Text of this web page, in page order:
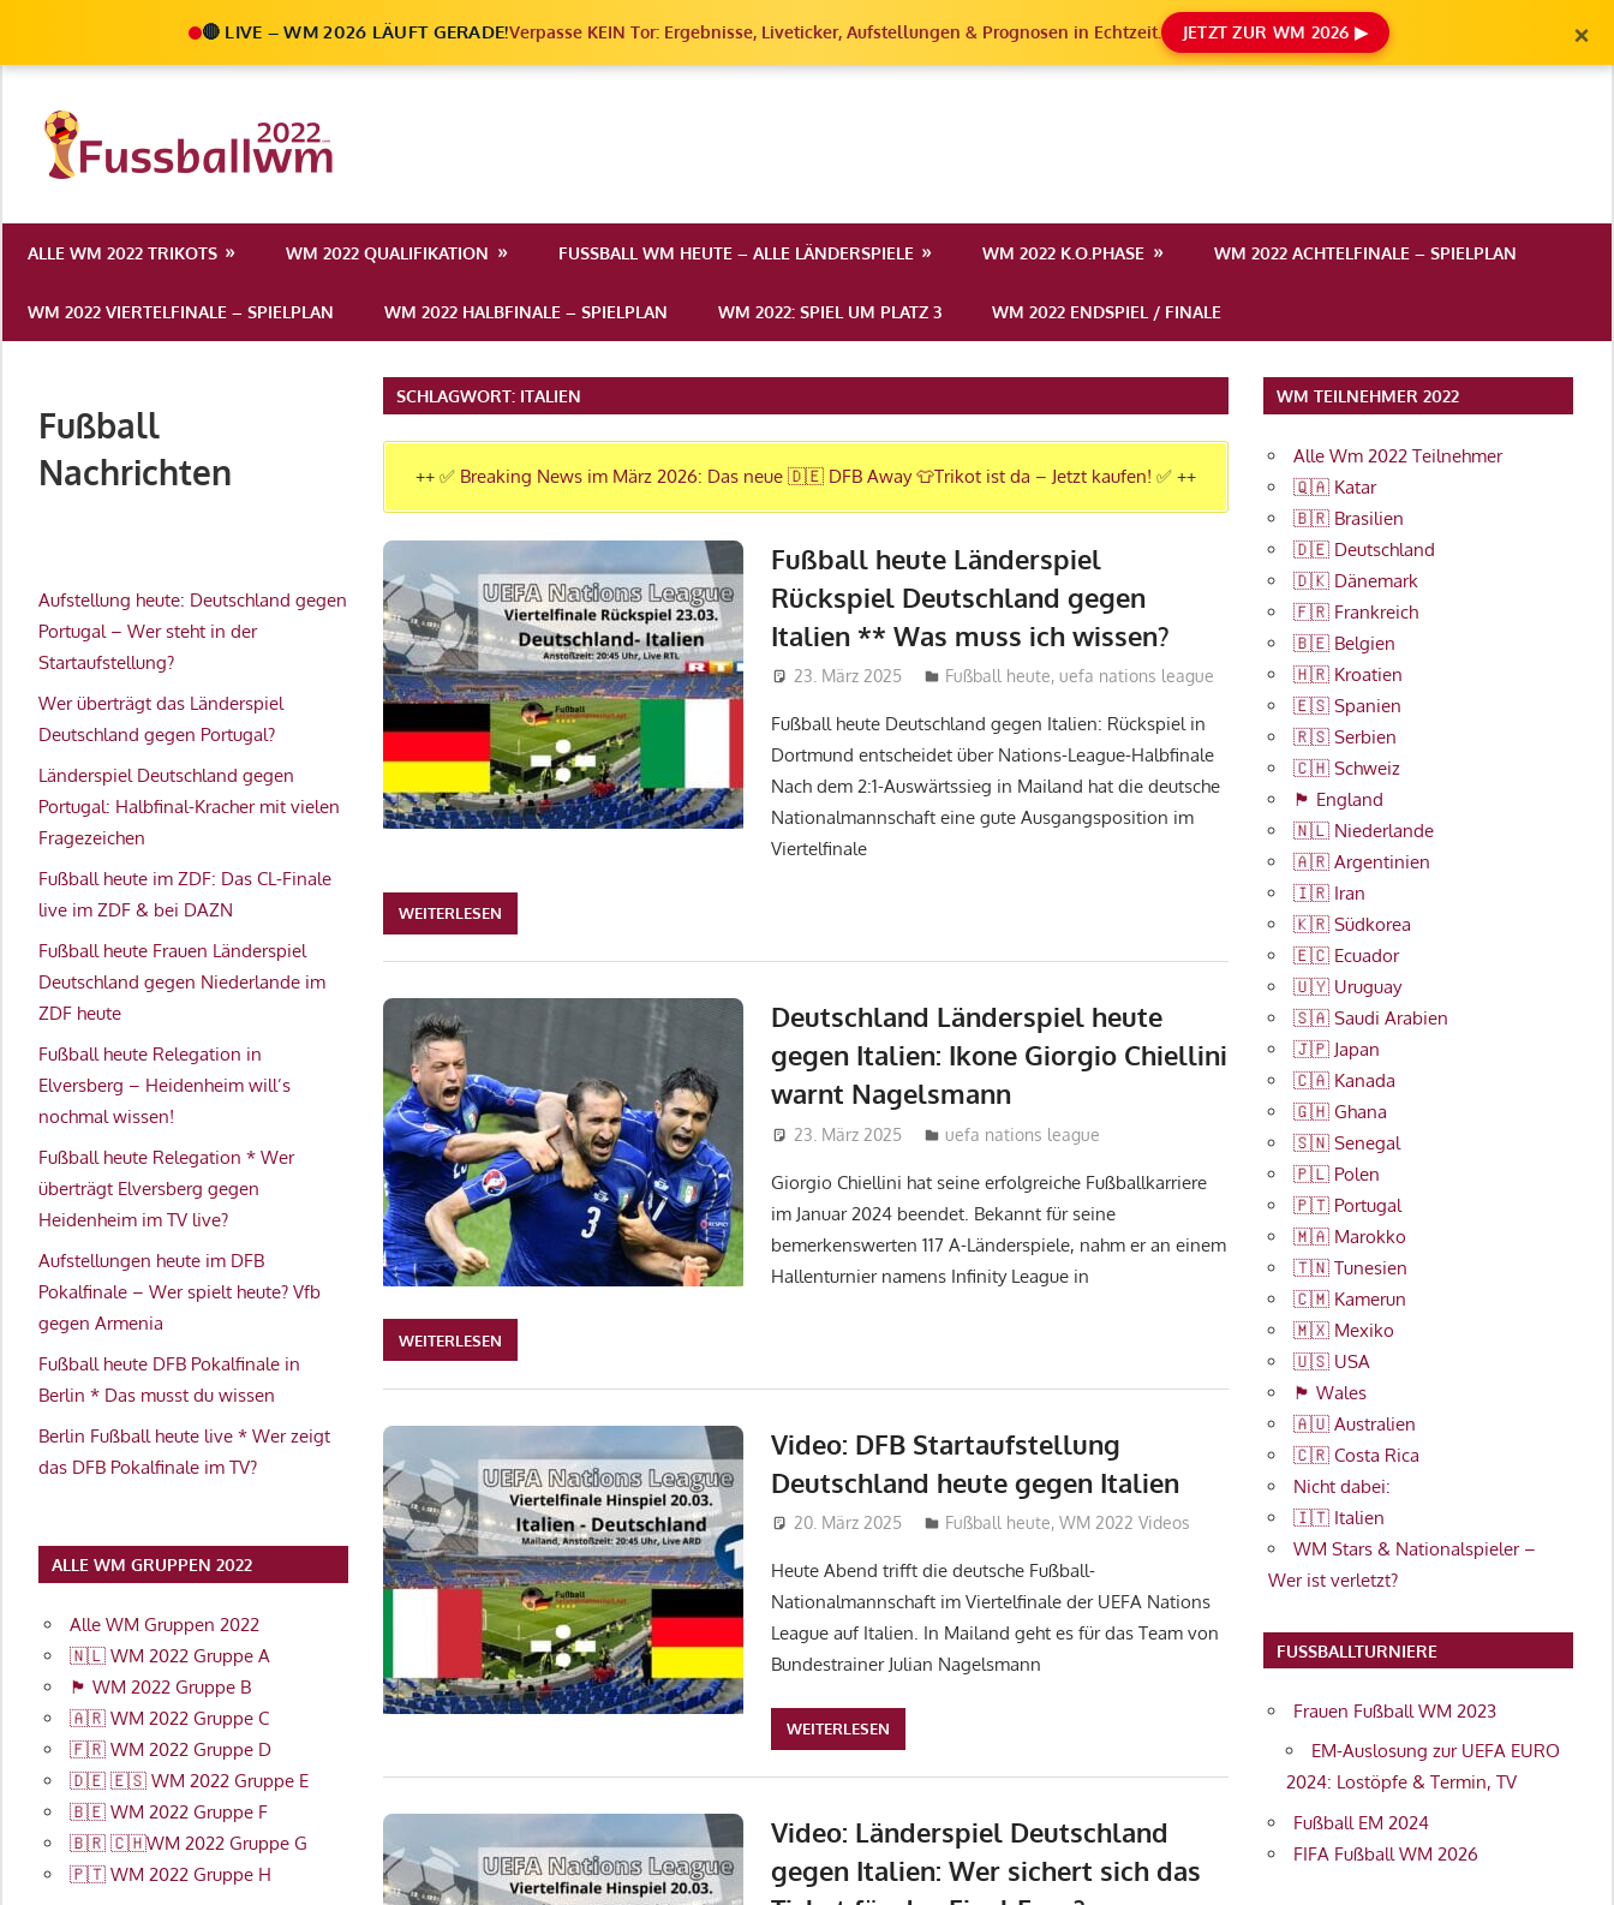
🔴 LIVE – WM 2026 LÄUFT GERADE!Verpasse KEIN Tor: Ergebnisse, Liveticker, Aufstellungen & Prognosen in Echtzeit. JETZT ZUR WM 2026 ▶ ×
springen
Weltmeisterschaft
zur
in
ALLE WM 2022 TRIKOTS WM 2022 QUALIFIKATION FUSSBALL WM HEUTE – ALLE LÄNDERSPIELE WM 2022 K.O.PHASE WM 2022 ACHTELFINALE – SPIELPLAN
WM 2022 VIERTELFINALE – SPIELPLAN WM 2022 HALBFINALE – SPIELPLAN WM 2022: SPIEL UM PLATZ 3 WM 2022 ENDSPIEL / FINALE
SCHLAGWORT: ITALIEN
++ ✅ Breaking News im März 2026: Das neue 🇩🇪 DFB Away 👕Trikot ist da – Jetzt kaufen! ✅ ++
Fußball heute Länderspiel
Rückspiel Deutschland gegen
Italien ** Was muss ich wissen?
23. März 2025 admin_wm2022
Fußball heute,uefa nations league
Fußball heute Deutschland gegen Italien: Rückspiel in
Dortmund entscheidet über Nations-League-Halbfinale
Nach dem 2:1-Auswärtssieg in Mailand hat die deutsche
Nationalmannschaft eine gute Ausgangsposition im
Viertelfinale
WEITERLESEN
Deutschland Länderspiel heute
gegen Italien: Ikone Giorgio Chiellini
warnt Nagelsmann
23. März 2025 admin_wm2022
uefa nations league
Giorgio Chiellini hat seine erfolgreiche Fußballkarriere
im Januar 2024 beendet. Bekannt für seine
bemerkenswerten 117 A-Länderspiele, nahm er an einem
Hallenturnier namens Infinity League in
WEITERLESEN
Video: DFB Startaufstellung
Deutschland heute gegen Italien
20. März 2025 admin_wm2022
Fußball heute,WM 2022 Videos
Heute Abend trifft die deutsche Fußball-
Nationalmannschaft im Viertelfinale der UEFA Nations
League auf Italien. In Mailand geht es für das Team von
Bundestrainer Julian Nagelsmann
WEITERLESEN
Video: Länderspiel Deutschland
gegen Italien: Wer sichert sich das
Fußball
Nachrichten
Aufstellung heute: Deutschland gegen
Portugal – Wer steht in der
Startaufstellung?
Wer überträgt das Länderspiel
Deutschland gegen Portugal?
Länderspiel Deutschland gegen
Portugal: Halbfinal-Kracher mit vielen
Fragezeichen
Fußball heute im ZDF: Das CL-Finale
live im ZDF & bei DAZN
Fußball heute Frauen Länderspiel
Deutschland gegen Niederlande im
ZDF heute
Fußball heute Relegation in
Elversberg – Heidenheim will’s
nochmal wissen!
Fußball heute Relegation * Wer
überträgt Elversberg gegen
Heidenheim im TV live?
Aufstellungen heute im DFB
Pokalfinale – Wer spielt heute? Vfb
gegen Armenia
Fußball heute DFB Pokalfinale in
Berlin * Das musst du wissen
Berlin Fußball heute live * Wer zeigt
das DFB Pokalfinale im TV?
ALLE WM GRUPPEN 2022
Alle WM Gruppen 2022
🇳🇱 WM 2022 Gruppe A
🏴󠁧󠁢󠁥󠁮󠁧󠁿 WM 2022 Gruppe B
🇦🇷 WM 2022 Gruppe C
🇫🇷 WM 2022 Gruppe D
🇩🇪 🇪🇸 WM 2022 Gruppe E
🇧🇪 WM 2022 Gruppe F
🇧🇷 🇨🇭WM 2022 Gruppe G
🇵🇹 WM 2022 Gruppe H
WM TEILNEHMER 2022
Alle Wm 2022 Teilnehmer
🇶🇦 Katar
🇧🇷 Brasilien
🇩🇪 Deutschland
🇩🇰 Dänemark
🇫🇷 Frankreich
🇧🇪 Belgien
🇭🇷 Kroatien
🇪🇸 Spanien
🇷🇸 Serbien
🇨🇭 Schweiz
🏴󠁧󠁢󠁥󠁮󠁧󠁿 England
🇳🇱 Niederlande
🇦🇷 Argentinien
🇮🇷 Iran
🇰🇷 Südkorea
🇪🇨 Ecuador
🇺🇾 Uruguay
🇸🇦 Saudi Arabien
🇯🇵 Japan
🇨🇦 Kanada
🇬🇭 Ghana
🇸🇳 Senegal
🇵🇱 Polen
🇵🇹 Portugal
🇲🇦 Marokko
🇹🇳 Tunesien
🇨🇲 Kamerun
🇲🇽 Mexiko
🇺🇸 USA
🏴󠁧󠁢󠁷󠁬󠁳󠁿 Wales
🇦🇺 Australien
🇨🇷 Costa Rica
Nicht dabei:
🇮🇹 Italien
WM Stars & Nationalspieler –
Wer ist verletzt?
FUSSBALLTURNIERE
Frauen Fußball WM 2023
EM-Auslosung zur UEFA EURO
2024: Lostöpfe & Termin, TV
Fußball EM 2024
FIFA Fußball WM 2026